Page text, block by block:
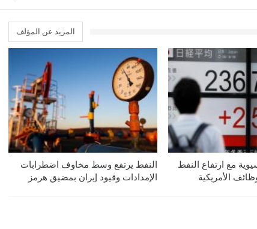
المزيد عن المؤلف
مع ارتفاع النفط
الأمريكية
النفط يرتفع وسط مخاوف اضطرابات
الإمدادات وقيود إيران بمضيق هرمز